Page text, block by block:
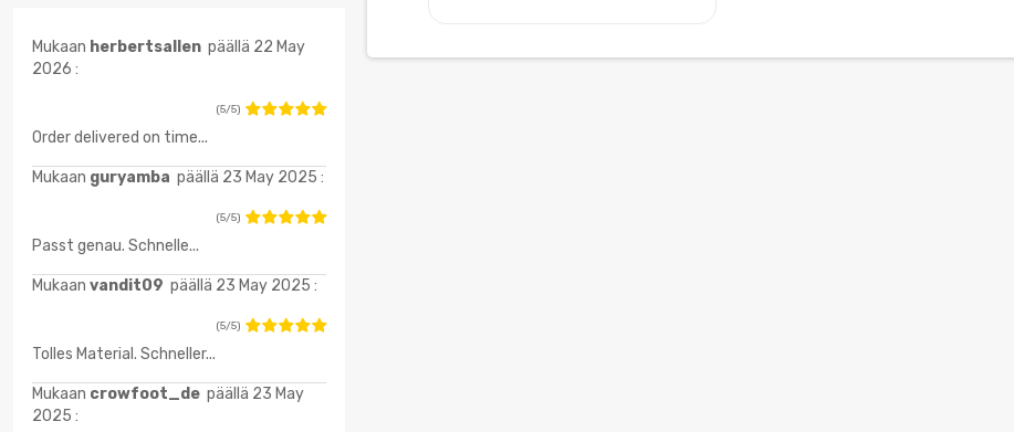
Mukaan herbertsallen päällä 22 May
2026 :
(5/5)
Order delivered on time...
Mukaan guryamba päällä 23 May 2025 :
(5/5)
Passt genau. Schnelle...
Mukaan vandit09 päällä 23 May 2025 :
(5/5)
Tolles Material. Schneller...
Mukaan crowfoot_de päällä 23 May
2025 :